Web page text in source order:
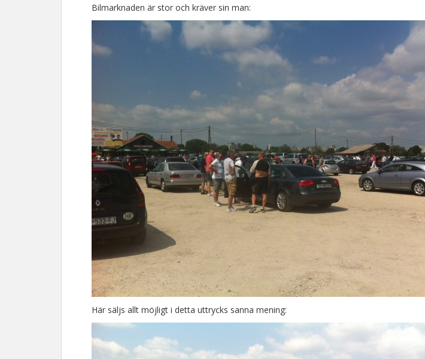
Bilmarknaden är stor och kräver sin man:
Här säljs allt möjligt i detta uttrycks sanna mening: